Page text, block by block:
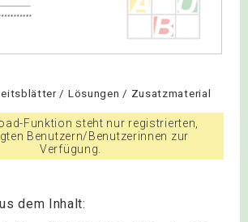
/ Lösungen / Zusatzmaterial
Funktion steht nur registrierten,
Benutzern/Benutzerinnen zur
Verfügung.
dem Inhalt: